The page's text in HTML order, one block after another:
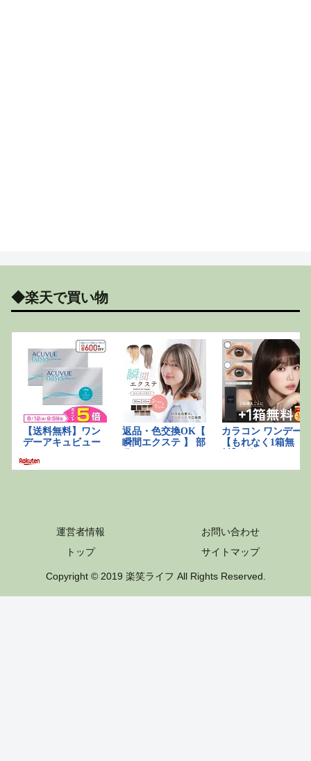
◆楽天で買い物
運営者情報
お問い合わせ
トップ
サイトマップ
Copyright © 2019 楽笑ライフ All Rights Reserved.